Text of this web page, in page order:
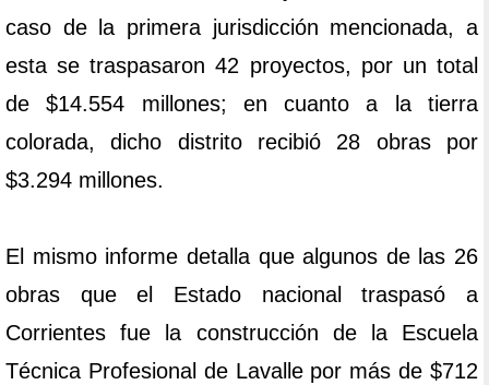
caso de la primera jurisdicción mencionada, a
esta se traspasaron 42 proyectos, por un total
de $14.554 millones; en cuanto a la tierra
colorada, dicho distrito recibió 28 obras por
$3.294 millones.
El mismo informe detalla que algunos de las 26
obras que el Estado nacional traspasó a
Corrientes fue la construcción de la Escuela
Técnica Profesional de Lavalle por más de $712